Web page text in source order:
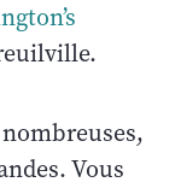
Vous